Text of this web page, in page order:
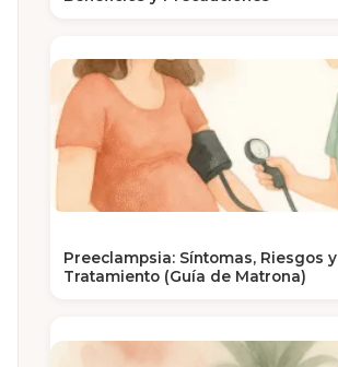
Preeclampsia: Síntomas, Riesgos y
Tratamiento (Guía de Matrona)